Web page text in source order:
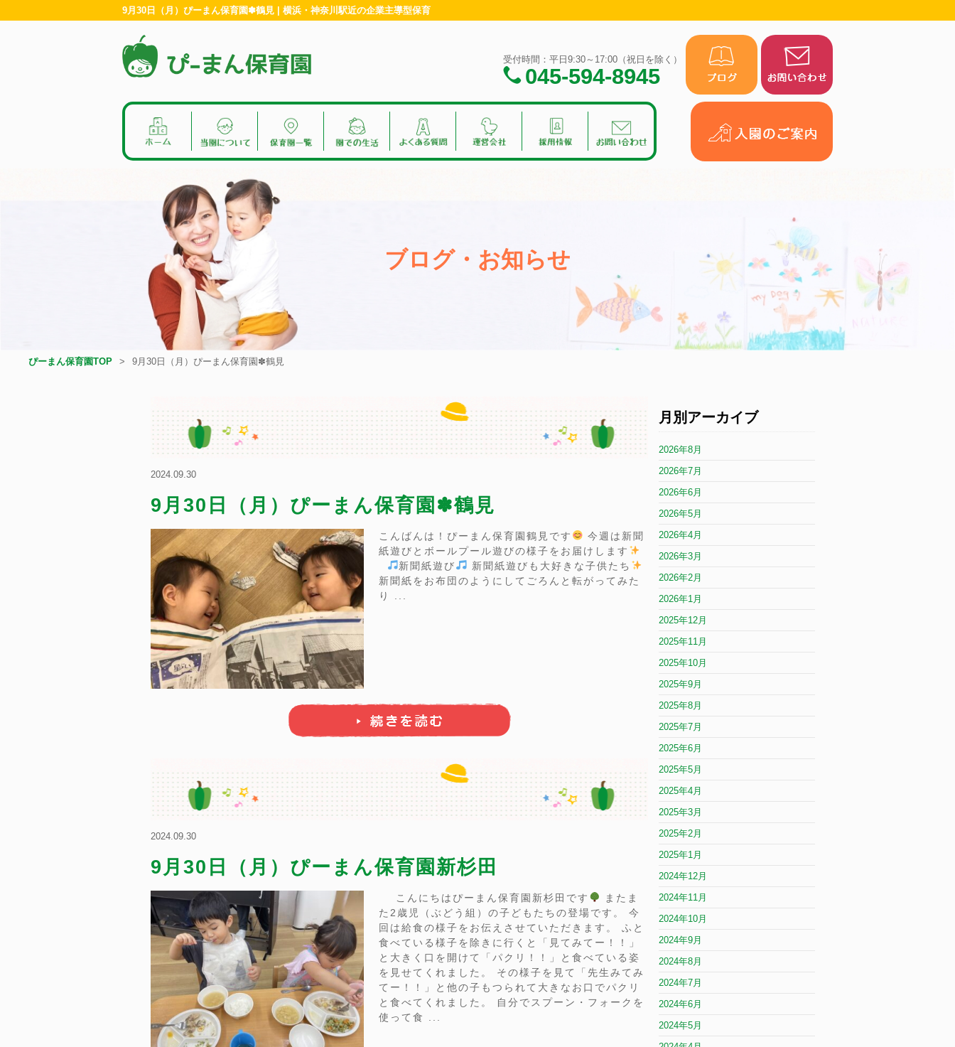
9月30日（月）ぴーまん保育園✽鶴見 | 横浜・神奈川駅近の企業主導型保育
受付時間：平日9:30～17:00（祝日を除く）
045-594-8945
ブログ・お知らせ
ぴーまん保育園TOP 9月30日（月）ぴーまん保育園✽鶴見
2024.09.30
9月30日（月）ぴーまん保育園✽鶴見
こんばんは！ぴーまん保育園鶴見です
今週は新聞
紙遊びとボールプール遊びの様子をお届けします
新聞紙遊び
新聞紙遊びも大好きな子供たち
新聞紙をお布団のようにしてごろんと転がってみた
り ...
2024.09.30
9月30日（月）ぴーまん保育園新杉田
こんにちはぴーまん保育園新杉田です
またま
た2歳児（ぶどう組）の子どもたちの登場です。 今
回は給食の様子をお伝えさせていただきます。 ふと
食べている様子を除きに行くと「見てみてー！！」
と大きく口を開けて「パクリ！！」と食べている姿
を見せてくれました。 その様子を見て「先生みてみ
てー！！」と他の子もつられて大きなお口でパクリ
と食べてくれました。 自分でスプーン・フォークを
使って食 ...
月別アーカイブ
2026年8月
2026年7月
2026年6月
2026年5月
2026年4月
2026年3月
2026年2月
2026年1月
2025年12月
2025年11月
2025年10月
2025年9月
2025年8月
2025年7月
2025年6月
2025年5月
2025年4月
2025年3月
2025年2月
2025年1月
2024年12月
2024年11月
2024年10月
2024年9月
2024年8月
2024年7月
2024年6月
2024年5月